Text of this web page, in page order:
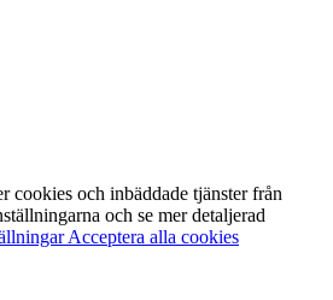
cookies och inbäddade tjänster från
och se mer detaljerad
Acceptera alla cookies